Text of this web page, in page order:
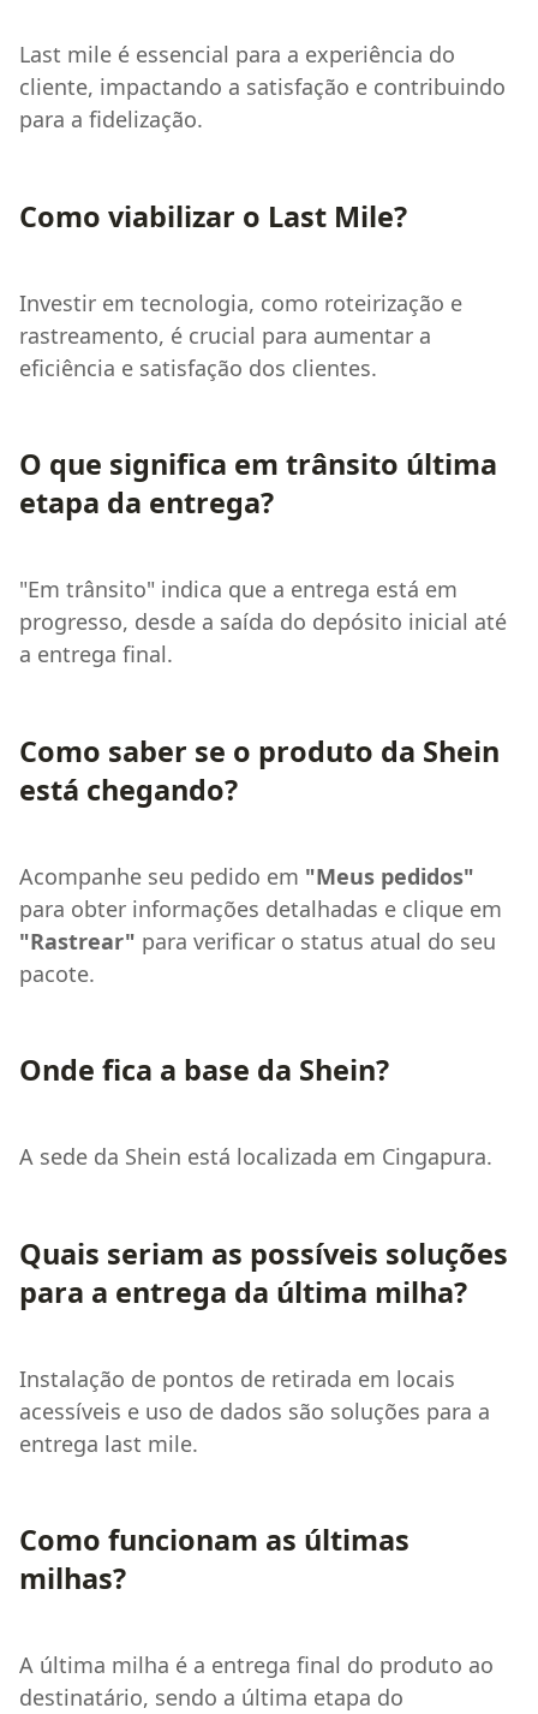
Last mile é essencial para a experiência do
cliente, impactando a satisfação e contribuindo
para a fidelização.
Como viabilizar o Last Mile?
Investir em tecnologia, como roteirização e
rastreamento, é crucial para aumentar a
eficiência e satisfação dos clientes.
O que significa em trânsito última
etapa da entrega?
"Em trânsito" indica que a entrega está em
progresso, desde a saída do depósito inicial até
a entrega final.
Como saber se o produto da Shein
está chegando?
Acompanhe seu pedido em "Meus pedidos"
para obter informações detalhadas e clique em
"Rastrear" para verificar o status atual do seu
pacote.
Onde fica a base da Shein?
A sede da Shein está localizada em Cingapura.
Quais seriam as possíveis soluções
para a entrega da última milha?
Instalação de pontos de retirada em locais
acessíveis e uso de dados são soluções para a
entrega last mile.
Como funcionam as últimas
milhas?
A última milha é a entrega final do produto ao
destinatário, sendo a última etapa do